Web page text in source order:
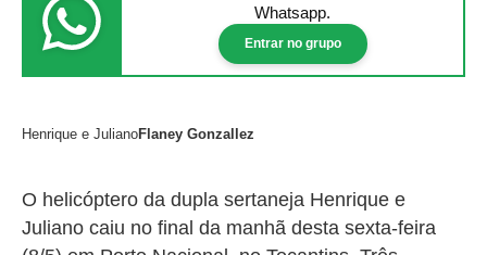
Whatsapp.
Entrar no grupo
Henrique e JulianoFlaney Gonzallez
O helicóptero da dupla sertaneja Henrique e
Juliano caiu no final da manhã desta sexta-feira